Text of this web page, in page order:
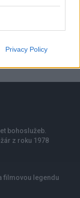
Privacy Policy
bohoslužeb.
z roku 1978
filmovou legendu